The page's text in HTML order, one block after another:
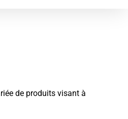
de produits visant à